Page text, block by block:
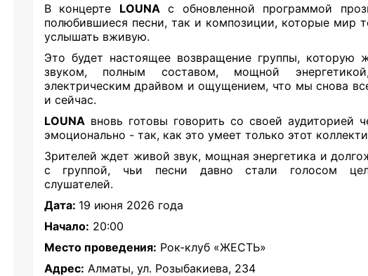
В концерте LOUNA с обновленной программой
полюбившиеся песни, так и композиции, которые мир
услышать вживую.
Это будет настоящее возвращение группы,
звуком, полным составом, мощной
электрическим драйвом и ощущением, что мы снова
и сейчас.
LOUNA вновь готовы говорить со своей аудиторией
эмоционально - так, как это умеет только этот
Зрителей ждет живой звук, мощная энергетика и
с группой, чьи песни давно стали голосом
слушателей.
Дата: 19 июня 2026 года
Начало: 20:00
Место проведения: Рок-клуб «ЖЕСТЬ»
Адрес: Алматы, ул. Розыбакиева, 234